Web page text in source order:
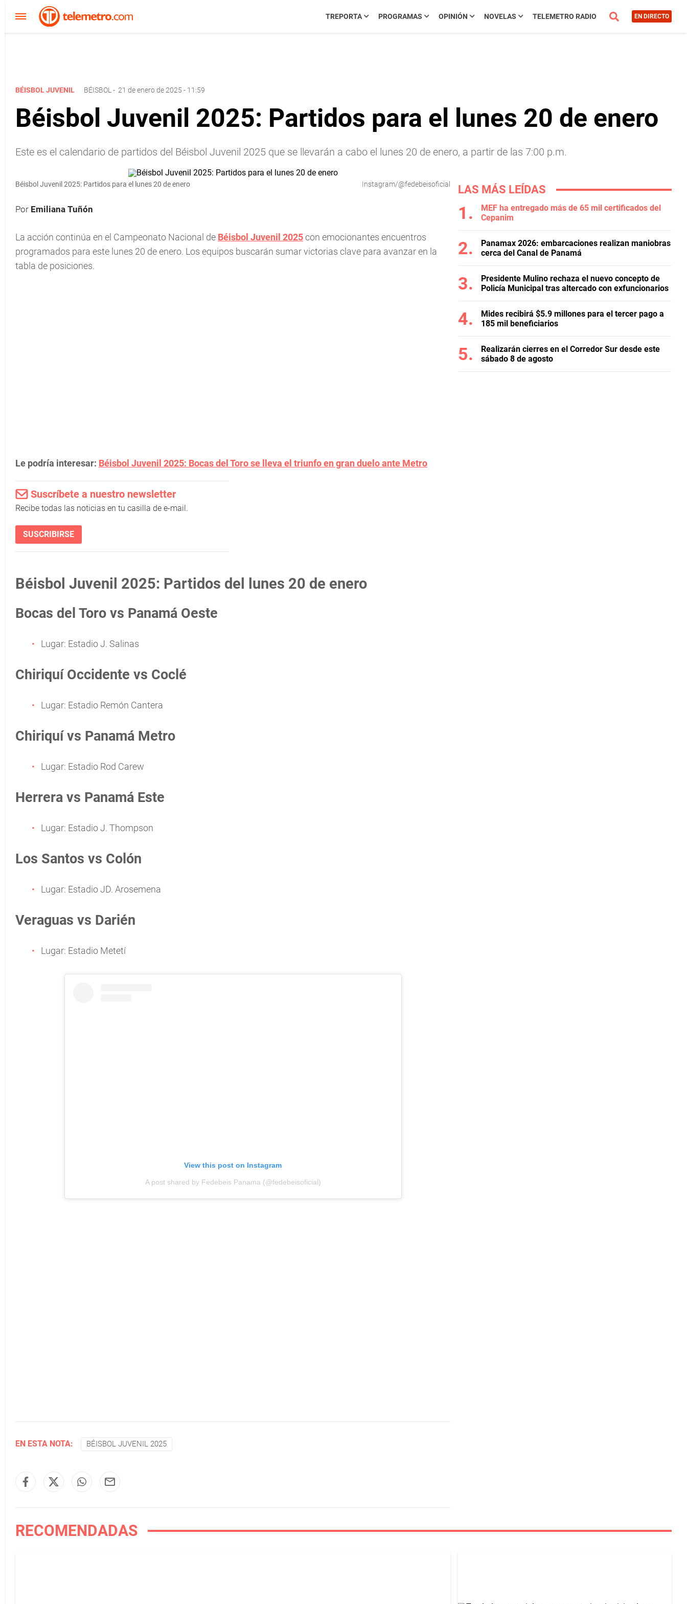
TREPORTA PROGRAMAS OPINIÓN NOVELAS TELEMETRO RADIO EN DIRECTO
BÉISBOL JUVENIL BÉISBOL - 21 de enero de 2025 - 11:59
Béisbol Juvenil 2025: Partidos para el lunes 20 de enero
Este es el calendario de partidos del Béisbol Juvenil 2025 que se llevarán a cabo el lunes 20 de enero, a partir de las 7:00 p.m.
Béisbol Juvenil 2025: Partidos para el lunes 20 de enero Instagram/@fedebeisoficial
Por Emiliana Tuñón
La acción continúa en el Campeonato Nacional de Béisbol Juvenil 2025con emocionantes encuentros
programados para este lunes 20 de enero. Los equipos buscarán sumar victorias clave para avanzar en la
tabla de posiciones.
Le podría interesar: Béisbol Juvenil 2025: Bocas del Toro se lleva el triunfo en gran duelo ante Metro
Suscríbete a nuestro newsletter
Recibe todas las noticias en tu casilla de e-mail.
SUSCRIBIRSE
Béisbol Juvenil 2025: Partidos del lunes 20 de enero
Bocas del Toro vs Panamá Oeste
Lugar: Estadio J. Salinas
Chiriquí Occidente vs Coclé
Lugar: Estadio Remón Cantera
Chiriquí vs Panamá Metro
Lugar: Estadio Rod Carew
Herrera vs Panamá Este
Lugar: Estadio J. Thompson
Los Santos vs Colón
Lugar: Estadio JD. Arosemena
Veraguas vs Darién
Lugar: Estadio Metetí
View this post on Instagram
A post shared by Fedebeis Panama (@fedebeisoficial)
EN ESTA NOTA: BÉISBOL JUVENIL 2025
LAS MÁS LEÍDAS
MEF ha entregado más de 65 mil certificados del
Cepanim
Panamax 2026: embarcaciones realizan maniobras
cerca del Canal de Panamá
Presidente Mulino rechaza el nuevo concepto de
Policía Municipal tras altercado con exfuncionarios
Mides recibirá $5.9 millones para el tercer pago a
185 mil beneficiarios
Realizarán cierres en el Corredor Sur desde este
sábado 8 de agosto
RECOMENDADAS